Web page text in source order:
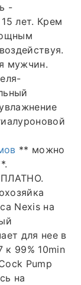
-
лет. Крем
мужчин.
** можно
Nexis на
для нее в
к 99% 10min
Pump
на